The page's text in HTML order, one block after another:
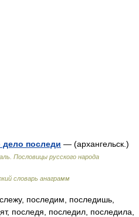
дело последи — (архангельск.)
Пословицы русского народа
словарь анаграмм
последим, последишь,
последя, последил, последила,